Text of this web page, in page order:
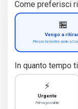
Come preferisci
🏪
Vengo a
Presso la nostra sede a
In quanto tempo
⚡
Urgente
Prima possibile